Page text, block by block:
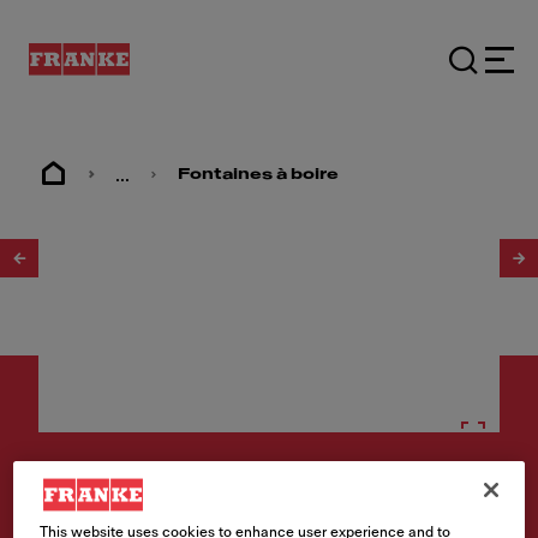
... Fontaines à boire
Fontaines à boire
This website uses cookies to enhance user experience and to